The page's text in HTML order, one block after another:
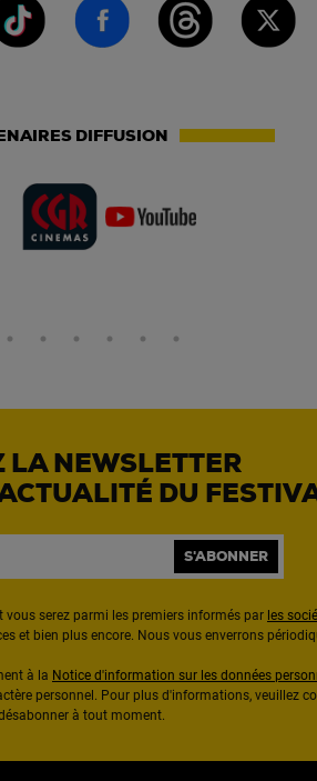
DIFFUSION
LA NEWSLETTER
DU
S'ABONNER
serez parmi les premiers informés par les
et bien plus encore. Nous vous enverrons
à la Notice d'information sur les données
personnel. Pour plus d'informations, veuillez
à tout moment.